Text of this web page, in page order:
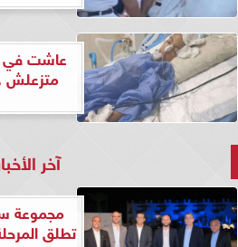
عاشت في
متزعلش
آخر
مجموعة
تطلق